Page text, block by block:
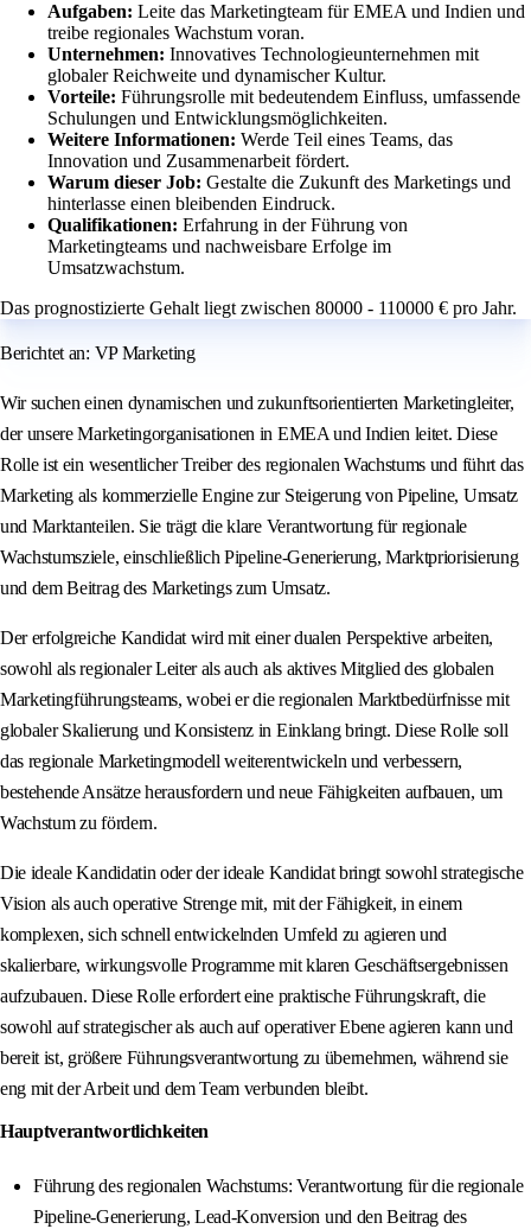
Aufgaben: Leite das Marketingteam für EMEA und Indien und
treibe regionales Wachstum voran.
Unternehmen: Innovatives Technologieunternehmen mit
globaler Reichweite und dynamischer Kultur.
Vorteile: Führungsrolle mit bedeutendem Einfluss, umfassende
Schulungen und Entwicklungsmöglichkeiten.
Weitere Informationen: Werde Teil eines Teams, das
Innovation und Zusammenarbeit fördert.
Warum dieser Job: Gestalte die Zukunft des Marketings und
hinterlasse einen bleibenden Eindruck.
Qualifikationen: Erfahrung in der Führung von
Marketingteams und nachweisbare Erfolge im
Umsatzwachstum.
Das prognostizierte Gehalt liegt zwischen 80000 - 110000 € pro Jahr.
Berichtet an: VP Marketing
Wir suchen einen dynamischen und zukunftsorientierten Marketingleiter,
der unsere Marketingorganisationen in EMEA und Indien leitet. Diese
Rolle ist ein wesentlicher Treiber des regionalen Wachstums und führt das
Marketing als kommerzielle Engine zur Steigerung von Pipeline, Umsatz
und Marktanteilen. Sie trägt die klare Verantwortung für regionale
Wachstumsziele, einschließlich Pipeline-Generierung, Marktpriorisierung
und dem Beitrag des Marketings zum Umsatz.
Der erfolgreiche Kandidat wird mit einer dualen Perspektive arbeiten,
sowohl als regionaler Leiter als auch als aktives Mitglied des globalen
Marketingführungsteams, wobei er die regionalen Marktbedürfnisse mit
globaler Skalierung und Konsistenz in Einklang bringt. Diese Rolle soll
das regionale Marketingmodell weiterentwickeln und verbessern,
bestehende Ansätze herausfordern und neue Fähigkeiten aufbauen, um
Wachstum zu fördern.
Die ideale Kandidatin oder der ideale Kandidat bringt sowohl strategische
Vision als auch operative Strenge mit, mit der Fähigkeit, in einem
komplexen, sich schnell entwickelnden Umfeld zu agieren und
skalierbare, wirkungsvolle Programme mit klaren Geschäftsergebnissen
aufzubauen. Diese Rolle erfordert eine praktische Führungskraft, die
sowohl auf strategischer als auch auf operativer Ebene agieren kann und
bereit ist, größere Führungsverantwortung zu übernehmen, während sie
eng mit der Arbeit und dem Team verbunden bleibt.
Hauptverantwortlichkeiten
Führung des regionalen Wachstums: Verantwortung für die regionale
Pipeline-Generierung, Lead-Konversion und den Beitrag des